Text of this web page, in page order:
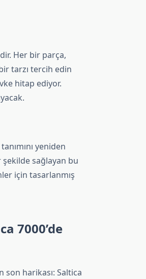
Her bir parça,
tarzı tercih edin
hitap ediyor.
yeniden
şekilde sağlayan bu
için tasarlanmış
7000’de
harikası: Saltica